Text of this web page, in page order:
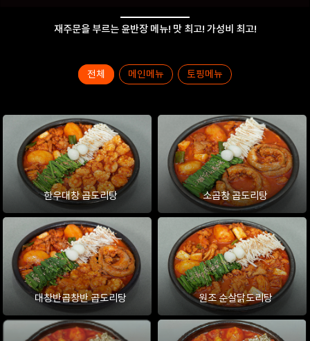
재주문을 부르는 윤반장 메뉴! 맛 최고! 가성비 최고!
전체 메인메뉴 토핑메뉴
한우대창 곱도리탕 소곱창 곱도리탕
대창반곱창반 곱도리탕 원조 순살닭도리탕